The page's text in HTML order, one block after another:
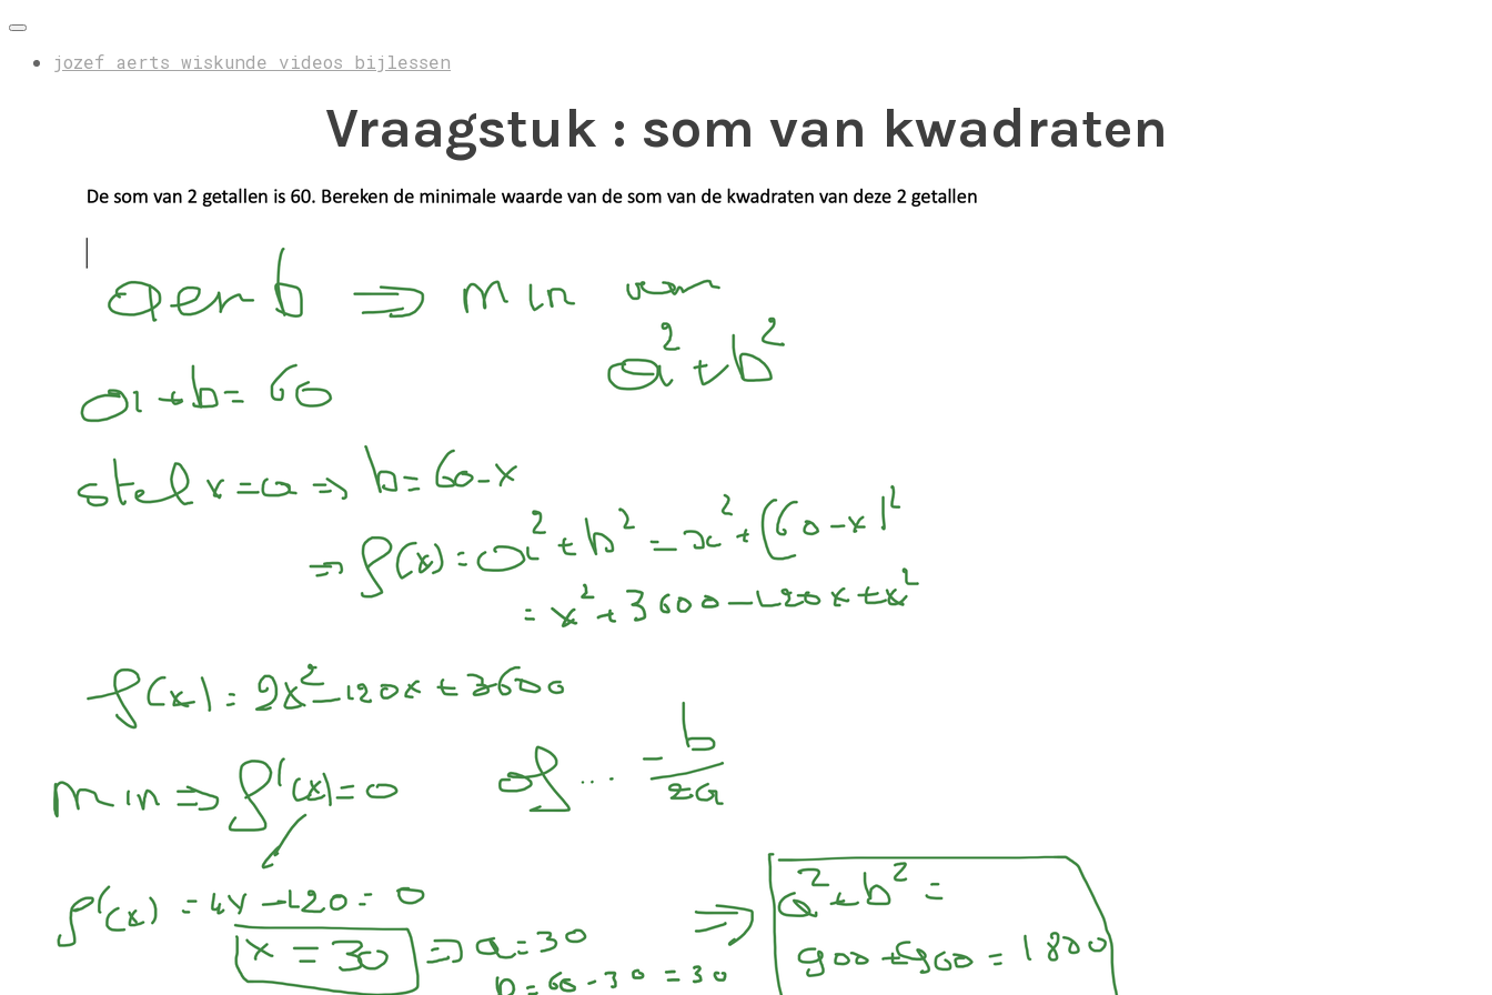
jozef aerts wiskunde videos bijlessen
Vraagstuk : som van kwadraten